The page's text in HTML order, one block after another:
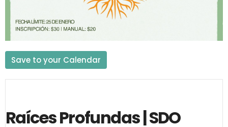
Save to your Calendar
Raíces Profundas | SDO